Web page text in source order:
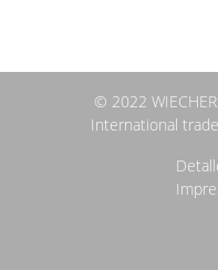
© 2022
International